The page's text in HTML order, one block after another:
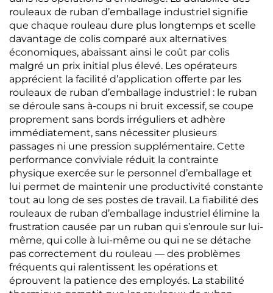
rouleaux de ruban d’emballage industriel signifie
que chaque rouleau dure plus longtemps et scelle
davantage de colis comparé aux alternatives
économiques, abaissant ainsi le coût par colis
malgré un prix initial plus élevé. Les opérateurs
apprécient la facilité d’application offerte par les
rouleaux de ruban d’emballage industriel : le ruban
se déroule sans à-coups ni bruit excessif, se coupe
proprement sans bords irréguliers et adhère
immédiatement, sans nécessiter plusieurs
passages ni une pression supplémentaire. Cette
performance conviviale réduit la contrainte
physique exercée sur le personnel d’emballage et
lui permet de maintenir une productivité constante
tout au long de ses postes de travail. La fiabilité des
rouleaux de ruban d’emballage industriel élimine la
frustration causée par un ruban qui s’enroule sur lui-
même, qui colle à lui-même ou qui ne se détache
pas correctement du rouleau — des problèmes
fréquents qui ralentissent les opérations et
éprouvent la patience des employés. La stabilité